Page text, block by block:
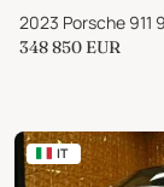
348 850 EUR
IT